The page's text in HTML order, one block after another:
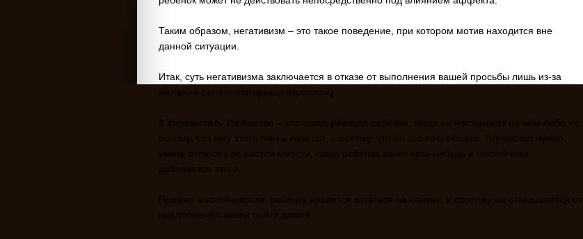
Таким образом, негативизм – это такое поведение, при котором мотив находится вне
данной ситуации.
Итак, суть негативизма заключается в отказе от выполнения вашей просьбы лишь из-за
желания делать наперекор взрослому.
2 Упрямство. Упрямство – это такая реакция ребёнка, когда он настаивает на чём-либо не
потому, что ему этого очень хочется, а потому, что он это потребовал. Упрямство нужно
уметь отличать от настойчивости, когда ребёнок хочет чего-нибудь и настойчиво
добивается этого.
Пример настойчивости: ребёнку нравится кататься на санках, и поэтому он отказывается от
предложения мамы пойти домой.